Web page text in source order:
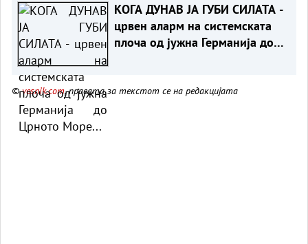
КОГА ДУНАВ ЈА ГУБИ СИЛАТА -
црвен аларм на системската
плоча од јужна Германија до
©vesnik.com, правата за текстот се на редакцијата